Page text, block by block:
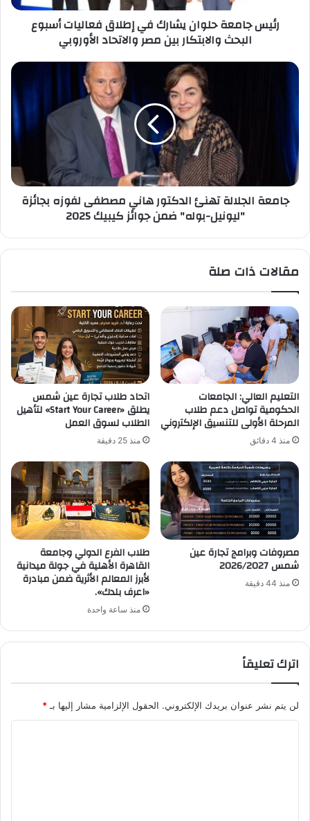
والابتكار
والاتحاد
رئيس جامعة حلوان يشارك في إطلاق فعاليات أسبوع
البحث والابتكار بين مصر والاتحاد الأوروبي
جامعة
لفوزه
بجائزة
"ليونيل-
بوله"
كيبيك
جامعة الجلالة تهنئ الدكتور هاني مصطفى لفوزه بجائزة
"ليونيل-بوله" ضمن جوائز كيبيك 2025
مقالات ذات صلة
التعليم العالي: الجامعات
الحكومية تواصل دعم طلاب
المرحلة الأولى للتنسيق الإلكتروني
منذ 4 دقائق
اتحاد طلاب تجارة عين شمس
يطلق «Start Your Career» لتأهيل
الطلاب لسوق العمل
منذ 25 دقيقة
مصروفات وبرامج تجارة عين
شمس 2026/2027
منذ 44 دقيقة
طلاب الفرع الدولي وجامعة
القاهرة الأهلية في جولة ميدانية
لأبرز المعالم الأثرية ضمن مبادرة
«اعرف بلدك».
منذ ساعة واحدة
اترك تعليقاً
لن يتم نشر عنوان بريدك الإلكتروني. الحقول الإلزامية مشار إليها بـ *